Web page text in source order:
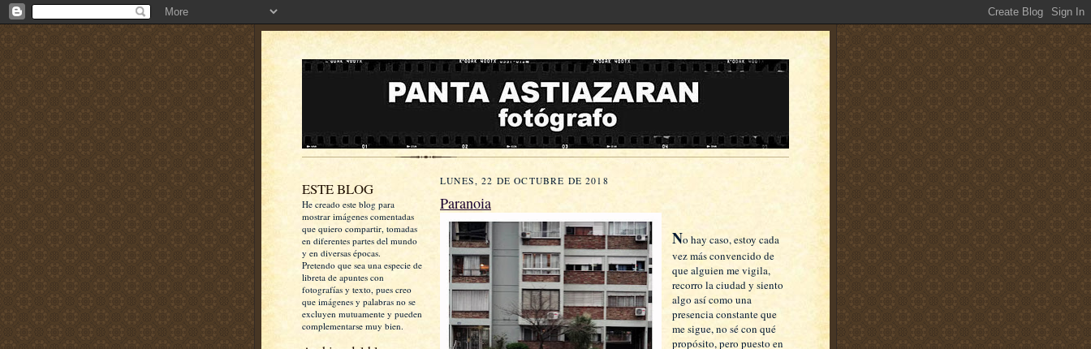
ESTE BLOG
He creado este blog para
mostrar imágenes comentadas
que quiero compartir, tomadas
en diferentes partes del mundo
y en diversas épocas.
Pretendo que sea una especie de
libreta de apuntes con
fotografías y texto, pues creo
que imágenes y palabras no se
excluyen mutuamente y pueden
complementarse muy bien.
LUNES, 22 DE OCTUBRE DE 2018
Paranoia
No hay caso, estoy cada
vez más convencido de
que alguien me vigila,
recorro la ciudad y siento
algo así como una
presencia constante que
me sigue, no sé con qué
propósito, pero puesto en